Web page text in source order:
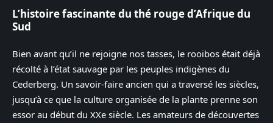
L’histoire fascinante du thé rouge d’Afrique du
Sud
Bien avant qu’il ne rejoigne nos tasses, le rooibos était déjà
récolté à l’état sauvage par les peuples indigènes du
Cederberg. Un savoir-faire ancien qui a traversé les siècles,
jusqu’à ce que la culture organisée de la plante prenne son
essor au début du XXe siècle. Les amateurs de découvertes